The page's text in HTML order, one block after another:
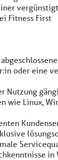
Fitness First
oder eine
Nutzung
wie Linux,